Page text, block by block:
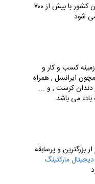
تیم خانه بات توسط کارآفرین جوان کشور با بیش از ۷۰۰
شود
پروژه در زمینه کسب و کار و
ایرانسل , همراه
دندان کرست , و ...
بات می باشد
بات تشکیل شده از ۷ نفر از بزرگترین و پرسابقه
دیجیتال مارکتینگ